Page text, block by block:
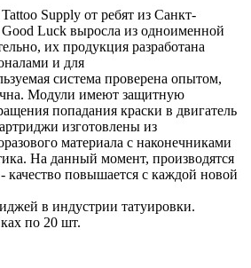
Supply от ребят из Санкт-
Luck выросла из одноименной
их продукция разработана
и для
система проверена опытом,
Модули имеют защитную
попадания краски в двигатель
изготовлены из
материала c наконечниками
На данный момент, производятся
качество повышается с каждой новой
в индустрии татуировки.
по 20 шт.